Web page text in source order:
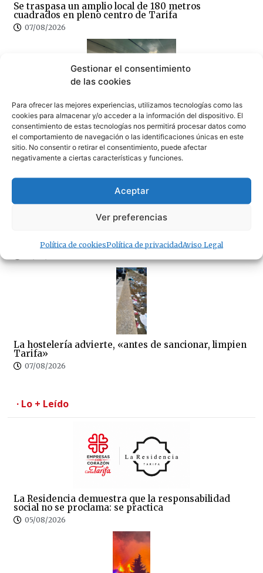
Gestionar el consentimiento
de las cookies
Para ofrecer las mejores experiencias, utilizamos tecnologías como las
cookies para almacenar y/o acceder a la información del dispositivo. El
consentimiento de estas tecnologías nos permitirá procesar datos como
el comportamiento de navegación o las identificaciones únicas en este
sitio. No consentir o retirar el consentimiento, puede afectar
negativamente a ciertas características y funciones.
Aceptar
Ver preferencias
Política de cookiesPolítica de privacidadAviso Legal
Se traspasa un amplio local de 180 metros
cuadrados en pleno centro de Tarifa
07/08/2026
La piscina de Tarifa suspende temporalmente su
actividad por obras de mejora
07/08/2026
de los empresarios
La hostelería advierte, «antes de sancionar, limpien
Tarifa»
07/08/2026
· Lo + Leído
La Residencia demuestra que la responsabilidad
social no se proclama: se practica
05/08/2026